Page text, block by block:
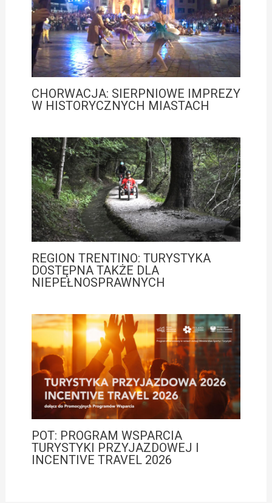
CHORWACJA: SIERPNIOWE IMPREZY
W HISTORYCZNYCH MIASTACH
REGION TRENTINO: TURYSTYKA
DOSTĘPNA TAKŻE DLA
NIEPEŁNOSPRAWNYCH
POT: PROGRAM WSPARCIA
TURYSTYKI PRZYJAZDOWEJ I
INCENTIVE TRAVEL 2026